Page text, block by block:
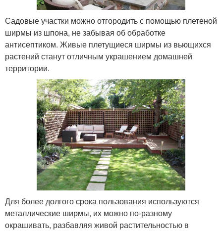
Садовые участки можно отгородить с помощью плетеной
ширмы из шпона, не забывая об обработке
антисептиком. Живые плетущиеся ширмы из вьющихся
растений станут отличным украшением домашней
территории.
Для более долгого срока пользования используются
металлические ширмы, их можно по-разному
окрашивать, разбавляя живой растительностью в